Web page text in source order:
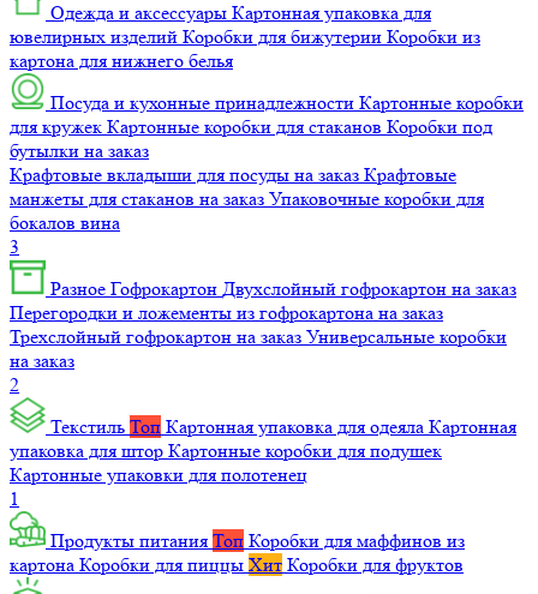
Одежда и аксессуары Картонная упаковка для
ювелирных изделий Коробки для бижутерии Коробки из
картона для нижнего белья
Посуда и кухонные принадлежности Картонные коробки
для кружек Картонные коробки для стаканов Коробки под
бутылки на заказ
Крафтовые вкладыши для посуды на заказ Крафтовые
манжеты для стаканов на заказ Упаковочные коробки для
бокалов вина
3
Разное Гофрокартон Двухслойный гофрокартон на заказ
Перегородки и ложементы из гофрокартона на заказ
Трехслойный гофрокартон на заказ Универсальные коробки
на заказ
2
Текстиль Топ Картонная упаковка для одеяла Картонная
упаковка для штор Картонные коробки для подушек
Картонные упаковки для полотенец
1
Продукты питания Топ Коробки для маффинов из
картона Коробки для пиццы Хит Коробки для фруктов